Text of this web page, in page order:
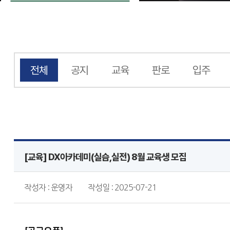
전체 공지 교육 판로 입주
[교육] DX아카데미(실습,실전) 8월 교육생 모집
작성자 : 운영자 작성일 : 2025-07-21